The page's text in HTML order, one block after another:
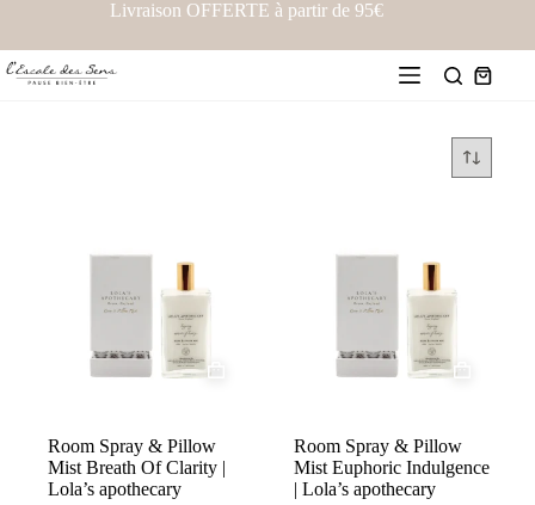
Livraison OFFERTE à partir de 95€
Room Spray & Pillow
Mist Breath Of Clarity |
Lola’s apothecary
Room Spray & Pillow
Mist Euphoric Indulgence
| Lola’s apothecary